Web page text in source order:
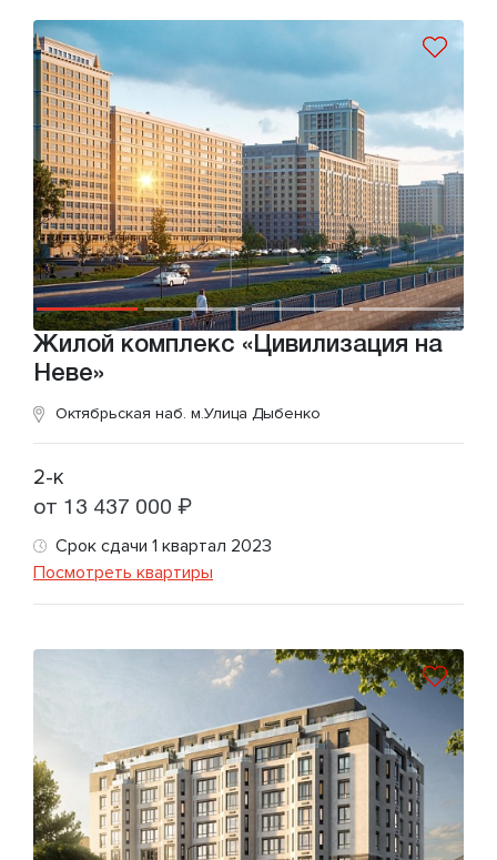
Жилой комплекс «Цивилизация на
Неве»
Октябрьская наб. м.Улица Дыбенко
2-к
от 13 437 000 ₽
Срок сдачи 1 квартал 2023
Посмотреть квартиры